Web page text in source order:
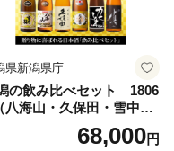
県新潟県庁
の飲み比べセット 1806
八海山・久保田・雪中
越乃寒梅・かたふね・千
68,000円